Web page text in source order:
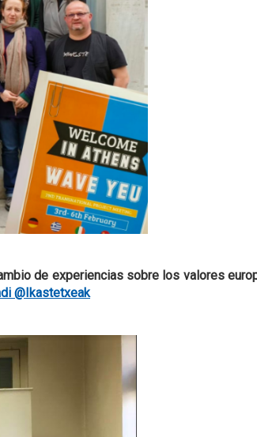
de experiencias sobre los valores
@Ikastetxeak